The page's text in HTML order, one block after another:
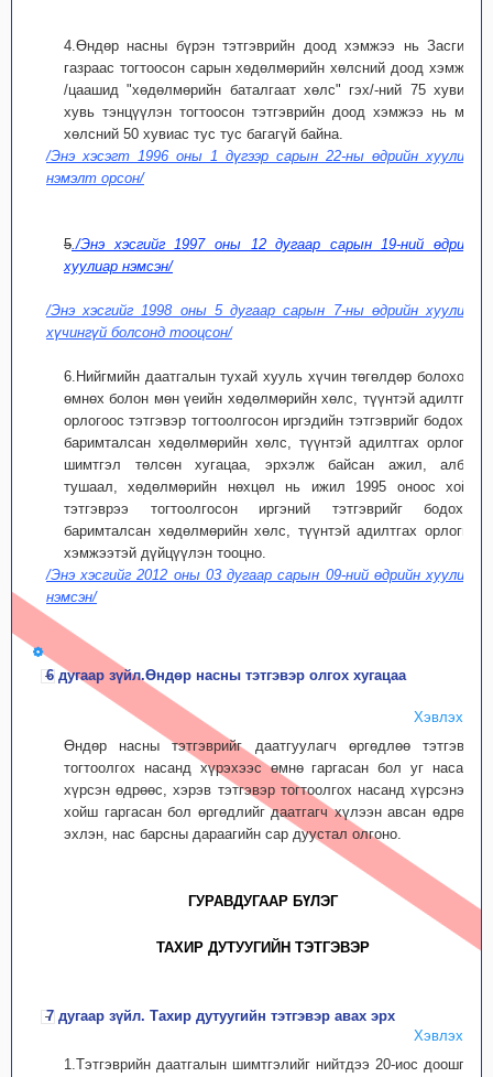
4.Өндөр насны бүрэн тэтгэврийн доод хэмжээ нь Засгийн
газраас тогтоосон сарын хөдөлмөрийн хөлсний доод хэмжээ
/цаашид "хөдөлмөрийн баталгаат хөлс" гэх/-ний 75 хувиас
хувь тэнцүүлэн тогтоосон тэтгэврийн доод хэмжээ нь мөн
хөлсний 50 хувиас тус тус багагүй байна.
/Энэ хэсэгт 1996 оны 1 дүгээр сарын 22-ны өдрийн хуулиар
нэмэлт орсон/
5./Энэ хэсгийг 1997 оны 12 дугаар сарын 19-ний өдрийн
хуулиар нэмсэн/
/Энэ хэсгийг 1998 оны 5 дугаар сарын 7-ны өдрийн хуулиар
хүчингүй болсонд тооцсон/
6.Нийгмийн даатгалын тухай хууль хүчин төгөлдөр болохоос
өмнөх болон мөн үеийн хөдөлмөрийн хөлс, түүнтэй адилтгах
орлогоос тэтгэвэр тогтоолгосон иргэдийн тэтгэврийг бодоход
баримталсан хөдөлмөрийн хөлс, түүнтэй адилтгах орлогыг
шимтгэл төлсөн хугацаа, эрхэлж байсан ажил, албан
тушаал, хөдөлмөрийн нөхцөл нь ижил 1995 оноос хойш
тэтгэврээ тогтоолгосон иргэний тэтгэврийг бодоход
баримталсан хөдөлмөрийн хөлс, түүнтэй адилтгах орлогын
хэмжээтэй дүйцүүлэн тооцно.
/Энэ хэсгийг 2012 оны 03 дугаар сарын 09-ний өдрийн хуулиар
нэмсэн/
6 дугаар зүйл.Өндөр насны тэтгэвэр олгох хугацаа
Хэвлэх
Өндөр насны тэтгэврийг даатгуулагч өргөдлөө тэтгэвэр
тогтоолгох насанд хүрэхээс өмнө гаргасан бол уг насанд
хүрсэн өдрөөс, хэрэв тэтгэвэр тогтоолгох насанд хүрсэнээс
хойш гаргасан бол өргөдлийг даатгагч хүлээн авсан өдрөөс
эхлэн, нас барсны дараагийн сар дуустал олгоно.
ГУРАВДУГААР БҮЛЭГ
ТАХИР ДУТУУГИЙН ТЭТГЭВЭР
7 дугаар зүйл. Тахир дутуугийн тэтгэвэр авах эрх
Хэвлэх
1.Тэтгэврийн даатгалын шимтгэлийг нийтдээ 20-иос доошгүй